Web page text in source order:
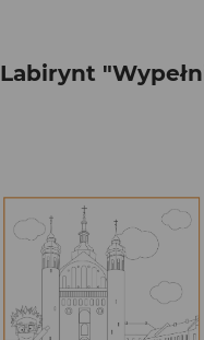
Labirynt